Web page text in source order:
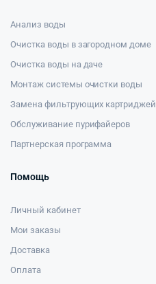
Анализ воды
Очистка воды в загородном доме
Очистка воды на даче
Монтаж системы очистки воды
Замена фильтрующих картриджей
Обслуживание пурифайеров
Партнерская программа
Помощь
Личный кабинет
Мои заказы
Доставка
Оплата